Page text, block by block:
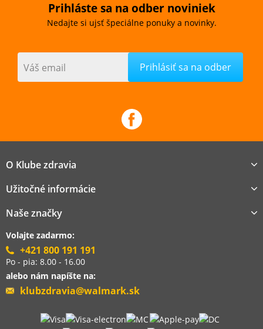
Prihláste sa na odber noviniek
Nedajte si ujsť špeciálne ponuky a novinky.
Váš email
O Klube zdravia
Užitočné informácie
Naše značky
Volajte zadarmo:
+421 800 191 191
Po - pia: 8.00 - 16.00
alebo nám napíšte na:
klubzdravia@walmark.sk